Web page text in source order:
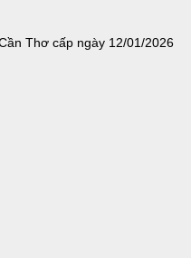
Thơ cấp ngày 12/01/2026